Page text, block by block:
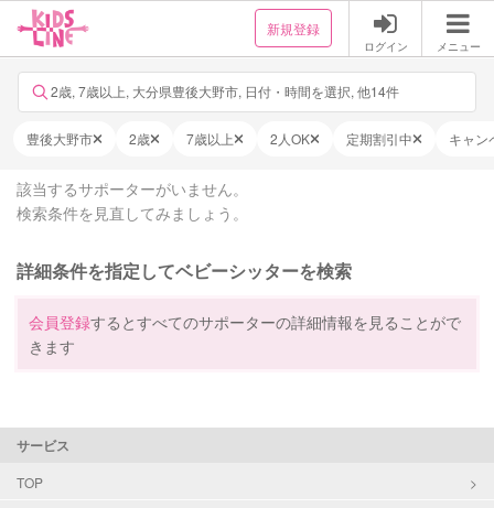
新規登録
ログイン メニュー
2歳, 7歳以上, 大分県豊後大野市, 日付・時間を選択, 他14件
豊後大野市 2歳 7歳以上 2人OK 定期割引中 キャン
該当するサポーターがいません。
検索条件を見直してみましょう。
詳細条件を指定してベビーシッターを検索
会員登録するとすべてのサポーターの詳細情報を見ることがで
きます
サービス
TOP